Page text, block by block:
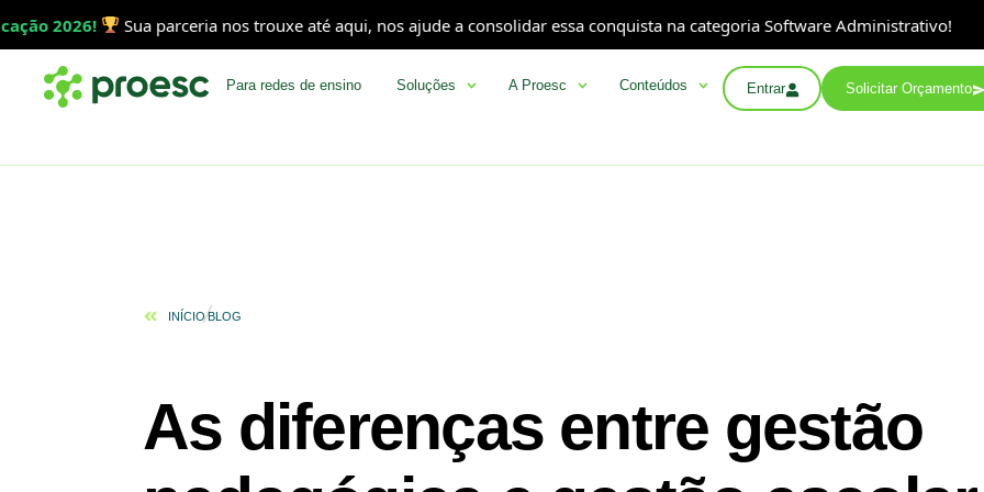
Sua parceria nos trouxe até aqui, nos ajude a consolidar essa conquista na categoria Software Administrativo!
Para redes de ensino Soluções A Proesc Conteúdos Entrar Solicitar Orçamento
INÍCIOBLOG
As diferenças entre gestão